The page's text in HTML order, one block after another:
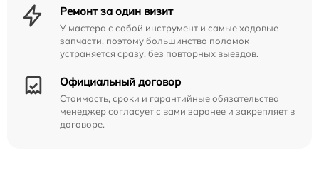
Ремонт за один визит
У мастера с собой инструмент и самые ходовые
запчасти, поэтому большинство поломок
устраняется сразу, без повторных выездов.
Официальный договор
Стоимость, сроки и гарантийные обязательства
менеджер согласует с вами заранее и закрепляет в
договоре.